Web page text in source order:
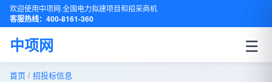
欢迎使用中项网·全国电力拟建项目和招采商机
客服热线：400-8161-360
中项网 ☰
首页 / 招投标信息